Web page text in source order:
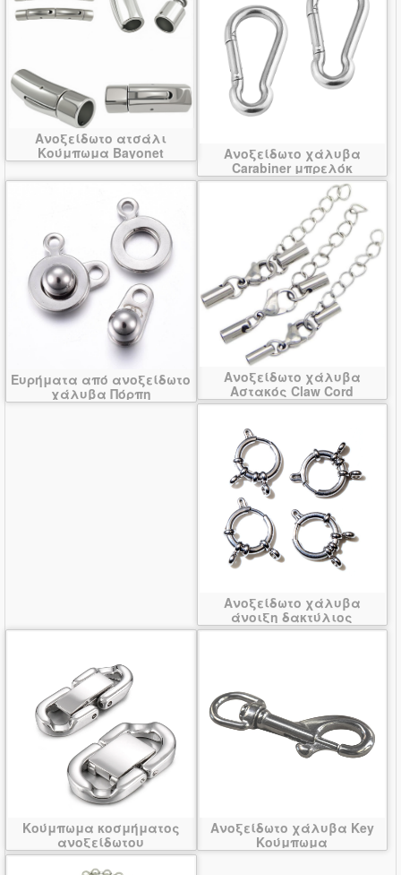
Ανοξείδωτο ατσάλι
Κούμπωμα Bayonet
Ανοξείδωτο χάλυβα
Carabiner μπρελόκ
Ευρήματα από ανοξείδωτο
χάλυβα Πόρπη
Ανοξείδωτο χάλυβα
Αστακός Claw Cord
Κούμπωμα
Ανοξείδωτο χάλυβα
άνοιξη δακτύλιος
Κούμπωμα
Κούμπωμα κοσμήματος
ανοξείδωτου
Ανοξείδωτο χάλυβα Key
Κούμπωμα